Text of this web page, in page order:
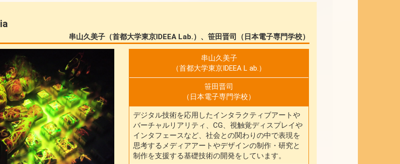
串山久美子（首都大学東京IDEEA Lab.）、笹田晋司（日本電子専門学校）
串山久美子
（首都大学東京IDEEA L ab.）
笹田晋司
（日本電子専門学校）
デジタル技術を応用したインタラクティブアートや
バーチャルリアリティ、CG、視触覚ディスプレイや
インタフェースなど、社会との関わりの中で表現を
思考するメディアアートやデザインの制作・研究と
制作を支援する基礎技術の開発をしています。